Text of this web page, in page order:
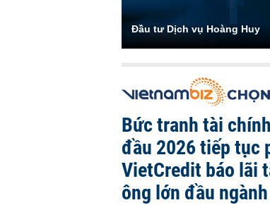
Đầu tư Dịch vụ Hoàng Huy
Bức tranh tài
đầu 2026 tiếp tục
VietCredit báo lãi
ông lớn đầu